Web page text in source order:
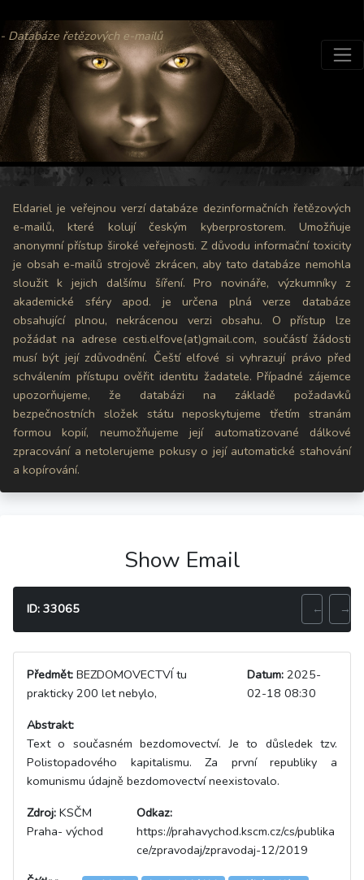
- Databáze řetězových e-mailů
Eldariel je veřejnou verzí databáze dezinformačních řetězových
e-mailů, které kolují českým kyberprostorem. Umožňuje
anonymní přístup široké veřejnosti. Z důvodu informační toxicity
je obsah e-mailů strojově zkrácen, aby tato databáze nemohla
sloužit k jejich dalšímu šíření. Pro novináře, výzkumníky z
akademické sféry apod. je určena plná verze databáze
obsahující plnou, nekrácenou verzi obsahu. O přístup lze
požádat na adrese cesti.elfove(at)gmail.com, součástí žádosti
musí být její zdůvodnění. Čeští elfové si vyhrazují právo před
schválením přístupu ověřit identitu žadatele. Případné zájemce
upozorňujeme, že databázi na základě požadavků
bezpečnostních složek státu neposkytujeme třetím stranám
formou kopií, neumožňujeme její automatizované dálkové
zpracování a netolerujeme pokusy o její automatické stahování
a kopírování.
Show Email
ID: 33065 ← →
Předmět: BEZDOMOVECTVÍ tu
prakticky 200 let nebylo,
Datum:2025-
02-18 08:30
Abstrakt:
Text o současném bezdomovectví. Je to důsledek tzv.
Polistopadového kapitalismu. Za první republiky a
komunismu údajně bezdomovectví neexistovalo.
Zdroj: KSČM
Praha- východ
Odkaz:
https://prahavychod.kscm.cz/cs/publika
ce/zpravodaj/zpravodaj-12/2019